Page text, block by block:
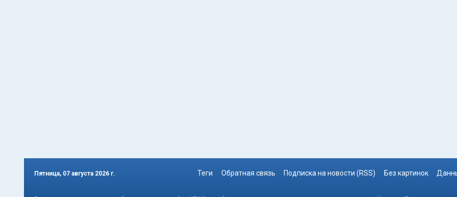
Пятница, 07 августа 2026 г. Теги Обратная связь Подписка на новости (RSS) Без картинок